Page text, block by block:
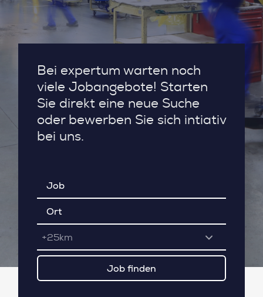
Bei expertum warten noch
viele Jobangebote! Starten
Sie direkt eine neue Suche
oder bewerben Sie sich intiativ
bei uns.
+25km